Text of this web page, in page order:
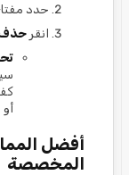
حدد
انقر
أفضل
المخصصة